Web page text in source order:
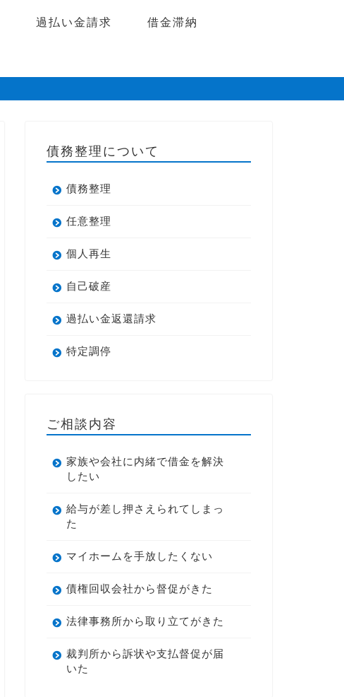
過払い金請求
借金滞納
債務整理について
債務整理
任意整理
個人再生
自己破産
過払い金返還請求
特定調停
ご相談内容
家族や会社に内緒で借金を解決
したい
給与が差し押さえられてしまっ
た
マイホームを手放したくない
債権回収会社から督促がきた
法律事務所から取り立てがきた
裁判所から訴状や支払督促が届
いた